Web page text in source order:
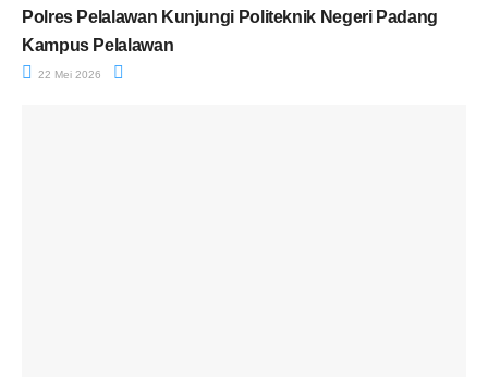
Polres Pelalawan Kunjungi Politeknik Negeri Padang
Kampus Pelalawan
22 Mei 2026